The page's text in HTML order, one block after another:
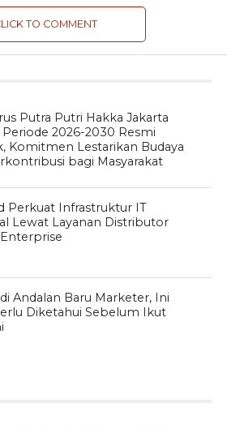
TO COMMENT
Putra Putri Hakka Jakarta
Periode 2026-2030 Resmi
Komitmen Lestarikan Budaya
bagi Masyarakat
Perkuat Infrastruktur IT
Lewat Layanan Distributor
Andalan Baru Marketer, Ini
Diketahui Sebelum Ikut